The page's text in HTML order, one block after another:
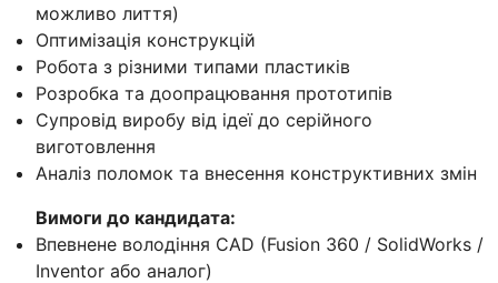
можливо лиття)
Оптимізація конструкцій
Робота з різними типами пластиків
Розробка та доопрацювання прототипів
Супровід виробу від ідеї до серійного
виготовлення
Аналіз поломок та внесення конструктивних змін
Вимоги до кандидата:
Впевнене володіння CAD (Fusion 360 / SolidWorks /
Inventor або аналог)